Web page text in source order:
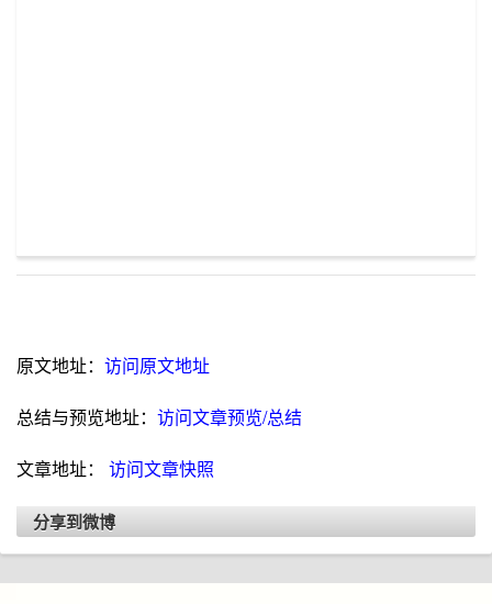
原文地址： 访问原文地址
总结与预览地址： 访问文章预览/总结
文章地址： 访问文章快照
分享到微博